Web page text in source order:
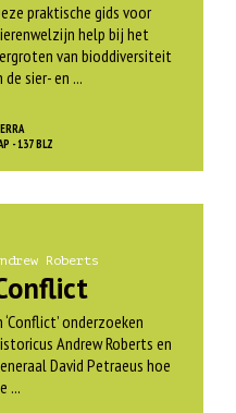
praktische gids voor
help bij het
van bioddiversiteit
de sier- en ...
- 137 BLZ
Roberts
‘Conflict’ onderzoeken
Andrew Roberts en
David Petraeus hoe
...